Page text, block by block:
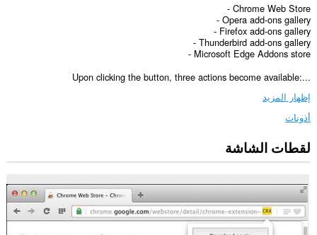
- Chrome Web Store
- Opera add-ons gallery
- Firefox add-ons gallery
- Thunderbird add-ons gallery
- Microsoft Edge Addons store
Upon clicking the button, three actions become available:...
إظهار المزيد
أذونات
يستطيع
هذا
الوصول
إلى
بياناتك
على
كل
لقطات الشاشة